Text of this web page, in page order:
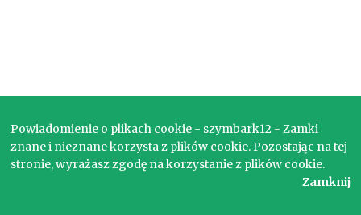
Powiadomienie o plikach cookie - szymbark12 - Zamki
znane i nieznane korzysta z plików cookie. Pozostając na tej
stronie, wyrażasz zgodę na korzystanie z plików cookie.
Zamknij